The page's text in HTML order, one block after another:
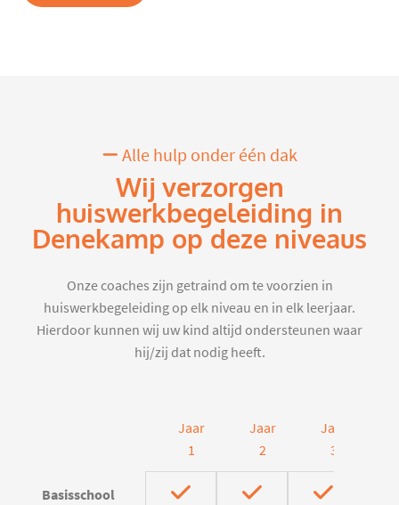
Alle hulp onder één dak
Wij verzorgen
huiswerkbegeleiding in
Denekamp op deze niveaus
Onze coaches zijn getraind om te voorzien in
huiswerkbegeleiding op elk niveau en in elk leerjaar.
Hierdoor kunnen wij uw kind altijd ondersteunen waar
hij/zij dat nodig heeft.
Jaar
1
Jaar
2
Jaar
3
Basisschool